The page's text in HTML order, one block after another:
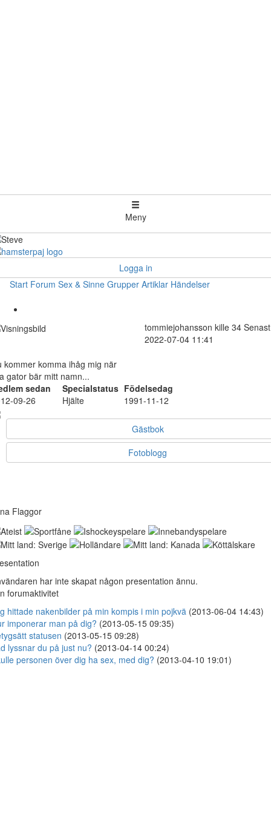
Meny
Logga in
Start Forum Sex & Sinne Grupper Artiklar Händelser
tommiejohansson kille 34 Senast
2022-07-04 11:41
kommer komma ihåg mig när
gator bär mitt namn...
sedan
Specialstatus Födelsedag
09-26
Hjälte 1991-11-12
Gästbok
Fotoblogg
Flaggor
har inte skapat någon presentation ännu.
forumaktivitet
hittade nakenbilder på min kompis i min pojkvä (2013-06-04 14:43)
imponerar man på dig? (2013-05-15 09:35)
statusen (2013-05-15 09:28)
lyssnar du på just nu? (2013-04-14 00:24)
personen över dig ha sex, med dig? (2013-04-10 19:01)